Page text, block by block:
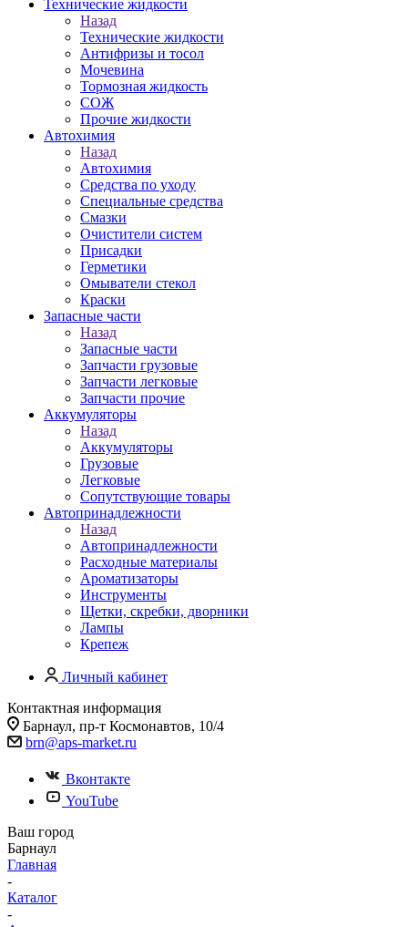
Технические жидкости
Назад
Технические жидкости
Антифризы и тосол
Мочевина
Тормозная жидкость
СОЖ
Прочие жидкости
Автохимия
Назад
Автохимия
Средства по уходу
Специальные средства
Смазки
Очистители систем
Присадки
Герметики
Омыватели стекол
Краски
Запасные части
Назад
Запасные части
Запчасти грузовые
Запчасти легковые
Запчасти прочие
Аккумуляторы
Назад
Аккумуляторы
Грузовые
Легковые
Сопутствующие товары
Автопринадлежности
Назад
Автопринадлежности
Расходные материалы
Ароматизаторы
Инструменты
Щетки, скребки, дворники
Лампы
Крепеж
Личный кабинет
Контактная информация
Барнаул, пр-т Космонавтов, 10/4
brn@aps-market.ru
Вконтакте
YouTube
Ваш город
Барнаул
Главная
-
Каталог
-